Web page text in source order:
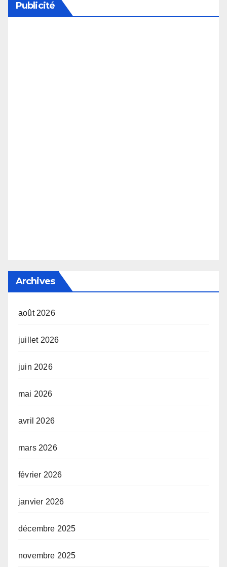
Publicité
Archives
août 2026
juillet 2026
juin 2026
mai 2026
avril 2026
mars 2026
février 2026
janvier 2026
décembre 2025
novembre 2025